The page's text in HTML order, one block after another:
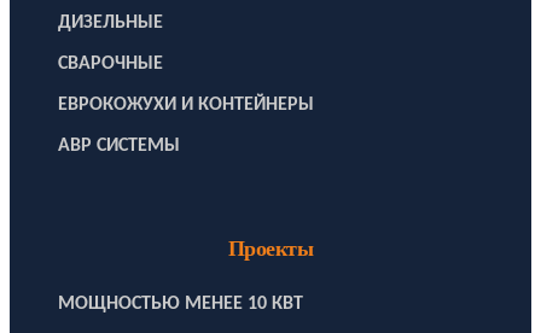
ДИЗЕЛЬНЫЕ
СВАРОЧНЫЕ
ЕВРОКОЖУХИ И КОНТЕЙНЕРЫ
АВР СИСТЕМЫ
Проекты
МОЩНОСТЬЮ МЕНЕЕ 10 КВТ